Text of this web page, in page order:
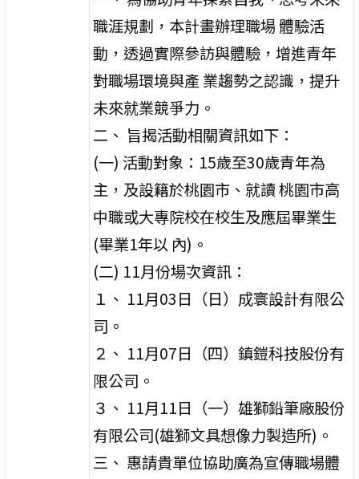
職涯規劃，本計畫辦理職場 體驗活
動，透過實際參訪與體驗，增進青年
對職場環境與產 業趨勢之認識，提升
未來就業競爭力。
二、 旨揭活動相關資訊如下：
(一) 活動對象：15歲至30歲青年為
主，及設籍於桃園市、就讀 桃園市高
中職或大專院校在校生及應屆畢業生
(畢業1年以 內)。
(二) 11月份場次資訊：
１、 11月03日（日）成寰設計有限公
司。
２、 11月07日（四）鎮鎧科技股份有
限公司。
３、 11月11日（一）雄獅鉛筆廠股份
有限公司(雄獅文具想像力製造所)。
三、 惠請貴單位協助廣為宣傳職場體